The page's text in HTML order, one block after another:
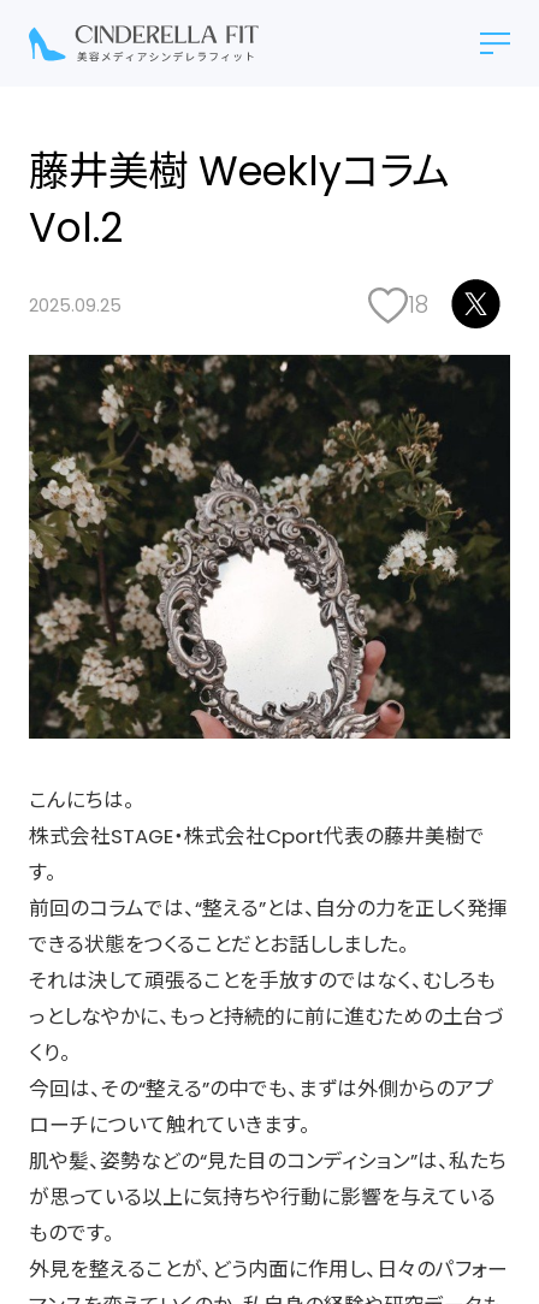
藤井美樹 Weeklyコラム
Vol.2
2025.09.25 18
こんにちは。
株式会社STAGE・株式会社Cport代表の藤井美樹で
す。
前回のコラムでは、“整える”とは、自分の力を正しく発揮
できる状態をつくることだとお話ししました。
それは決して頑張ることを手放すのではなく、むしろも
っとしなやかに、もっと持続的に前に進むための土台づ
くり。
今回は、その“整える”の中でも、まずは外側からのアプ
ローチについて触れていきます。
肌や髪、姿勢などの“見た目のコンディション”は、私たち
が思っている以上に気持ちや行動に影響を与えている
ものです。
外見を整えることが、どう内面に作用し、日々のパフォー